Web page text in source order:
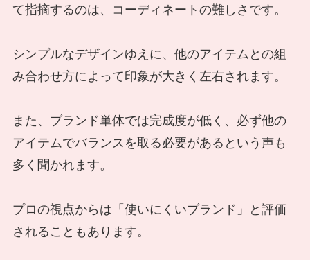
て指摘するのは、コーディネートの難しさです。
シンプルなデザインゆえに、他のアイテムとの組
み合わせ方によって印象が大きく左右されます。
また、ブランド単体では完成度が低く、必ず他の
アイテムでバランスを取る必要があるという声も
多く聞かれます。
プロの視点からは「使いにくいブランド」と評価
されることもあります。